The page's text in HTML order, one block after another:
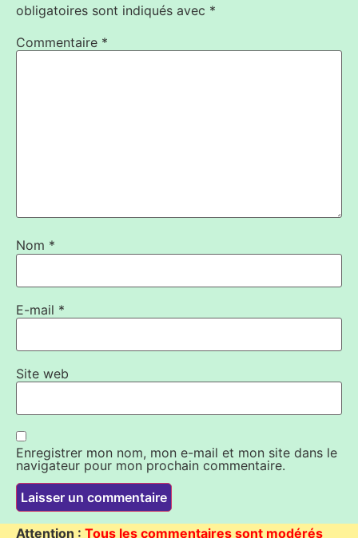
obligatoires sont indiqués avec *
Commentaire *
Nom *
E-mail *
Site web
Enregistrer mon nom, mon e-mail et mon site dans le
navigateur pour mon prochain commentaire.
Attention : Tous les commentaires sont modérés